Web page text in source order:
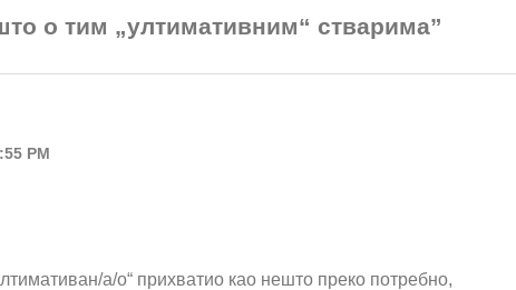
о тим „ултимативним“ стварима”
PM
а/о“ прихватио као нешто преко потребно,